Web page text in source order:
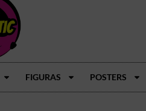
FIGURAS POSTERS